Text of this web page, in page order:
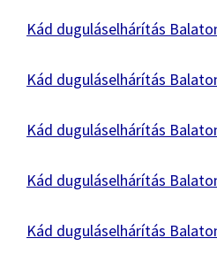
Kád duguláselhárítás
Kád duguláselhárítás
Kád duguláselhárítás
Kád duguláselhárítás
Kád duguláselhárítás